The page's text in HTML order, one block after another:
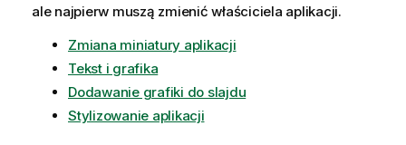
ale najpierw muszą zmienić właściciela aplikacji.
Zmiana miniatury aplikacji
Tekst i grafika
Dodawanie grafiki do slajdu
Stylizowanie aplikacji